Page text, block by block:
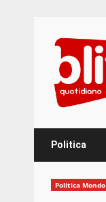
content
Politica
Politica Mondo